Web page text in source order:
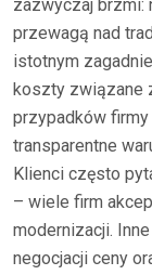
zazwyczaj brzmi:
przewagą nad
istotnym
koszty związane
przypadków
transparentne
Klienci często
– wiele firm
modernizacji.
negocjacji ceny